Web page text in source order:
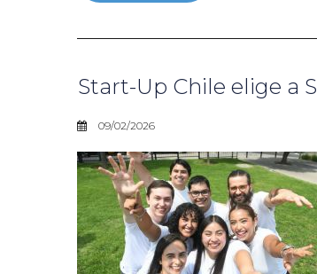
Start-Up Chile elige a
09/02/2026